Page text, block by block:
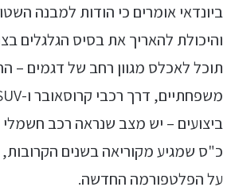
ביונדאי אומרים כי הודות למבנה
והיכולת להאריך את בסיס הגלגלים
תוכל לאכלס מגוון רחב של דגמים –
כ"ס שמגיע מקוריאה בשנים
על הפלטפורמה החדשה.